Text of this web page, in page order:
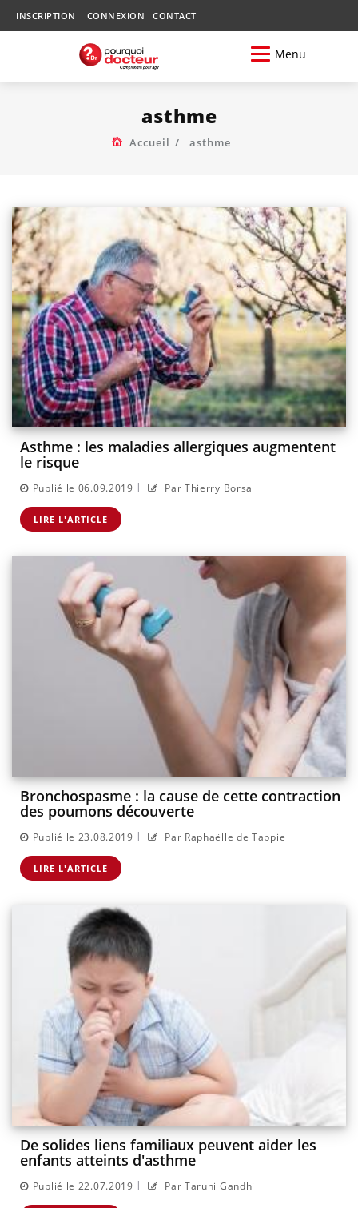
INSCRIPTION CONNEXION CONTACT
Menu
asthme
Accueil asthme
Asthme : les maladies allergiques augmentent
le risque
Publié le 06.09.2019 | Par Thierry Borsa
LIRE L'ARTICLE
Bronchospasme : la cause de cette contraction
des poumons découverte
Publié le 23.08.2019 | Par Raphaëlle de Tappie
LIRE L'ARTICLE
De solides liens familiaux peuvent aider les
enfants atteints d'asthme
Publié le 22.07.2019 | Par Taruni Gandhi